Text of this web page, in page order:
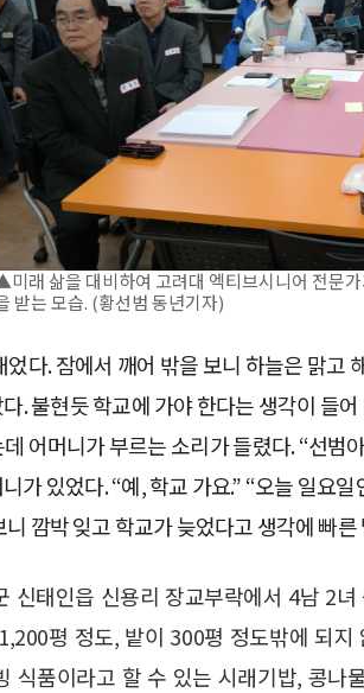
미래 삶을 대비하여 고려대 엑티브시니어 전문
받는 모습. (황선범 동년기자)
다. 잠에서 깨어 밖을 보니 하늘은 맑고
. 불현듯 학교에 가야 한다는 생각이 들
어머니가 부르는 소리가 들렸다. “선범
가 있었다. “예, 학교 가요.” “오늘 일요
깜박 잊고 학교가 늦었다고 생각에 빠
신태인읍 신용리 장교부락에서 4남 2
평 정도, 밭이 300평 정도밖에 되
식품이라고 할 수 있는 시래기밥, 콩나